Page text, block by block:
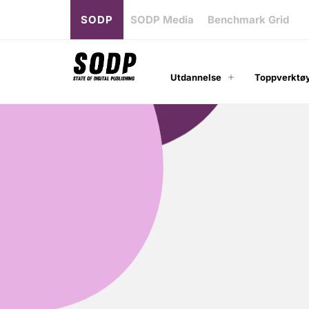
SODP SODP Media Benchmark Grid
Utdannelse